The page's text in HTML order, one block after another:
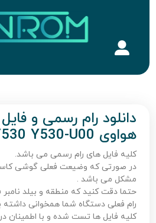
دانلود رام رسمی و
هواوی Ascend Y530 Y530-U00
کلیه فایل های رام رسمی می باشد.
در صورتی که وضیعت فعلی گوشی
مشکل می باشد .
حتما دقت کنید که منطقه و بیلد نامبر
رام فعلی دستگاه شما همخوانی داشته
کلیه فایل ها تست شده و با اطمینان در